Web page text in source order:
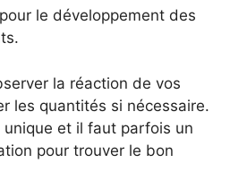
le développement des
la réaction de vos
les quantités si nécessaire.
et il faut parfois un
pour trouver le bon